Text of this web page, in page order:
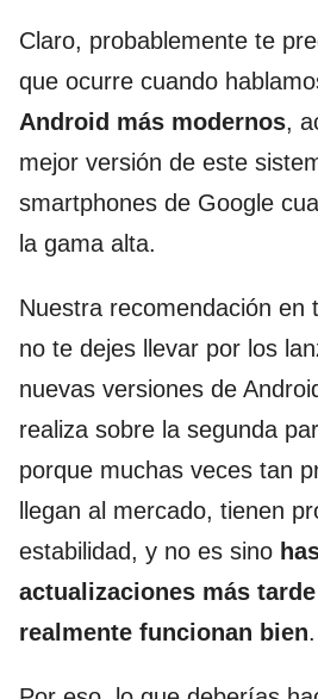
Claro, probablemente te
que ocurre cuando
Android más modernos,
mejor versión de este
smartphones de Google
la gama alta.
Nuestra recomendación en
no te dejes llevar por los
nuevas versiones de
realiza sobre la segunda
porque muchas veces tan
llegan al mercado, tienen
estabilidad, y no es sino
actualizaciones más
realmente funcionan bien.